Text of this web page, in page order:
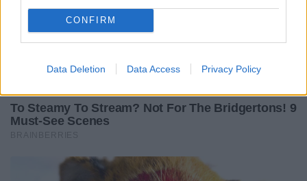
CONFIRM
Data Deletion Data Access Privacy Policy